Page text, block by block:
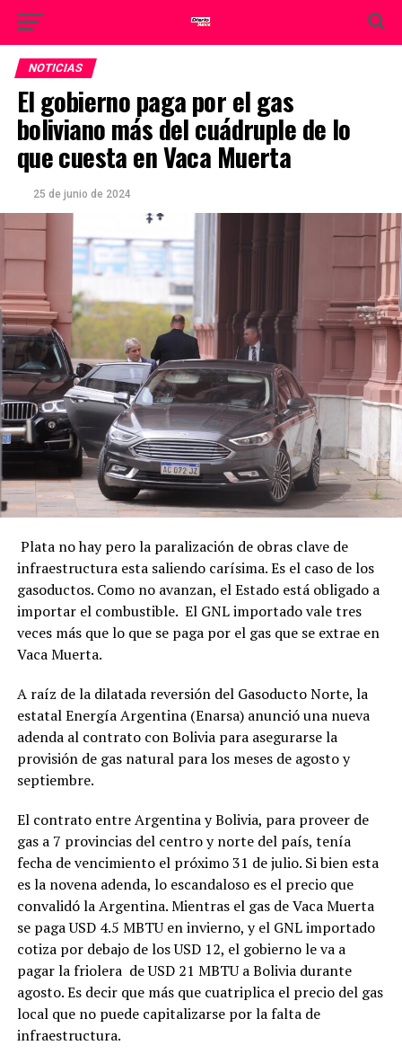
NOTICIAS
El gobierno paga por el gas
boliviano más del cuádruple de lo
que cuesta en Vaca Muerta
25 de junio de 2024
Plata no hay pero la paralización de obras clave de
infraestructura esta saliendo carísima. Es el caso de los
gasoductos. Como no avanzan, el Estado está obligado a
importar el combustible. El GNL importado vale tres
veces más que lo que se paga por el gas que se extrae en
Vaca Muerta.
A raíz de la dilatada reversión del Gasoducto Norte, la
estatal Energía Argentina (Enarsa) anunció una nueva
adenda al contrato con Bolivia para asegurarse la
provisión de gas natural para los meses de agosto y
septiembre.
El contrato entre Argentina y Bolivia, para proveer de
gas a 7 provincias del centro y norte del país, tenía
fecha de vencimiento el próximo 31 de julio. Si bien esta
es la novena adenda, lo escandaloso es el precio que
convalidó la Argentina. Mientras el gas de Vaca Muerta
se paga USD 4.5 MBTU en invierno, y el GNL importado
cotiza por debajo de los USD 12, el gobierno le va a
pagar la friolera de USD 21 MBTU a Bolivia durante
agosto. Es decir que más que cuatriplica el precio del gas
local que no puede capitalizarse por la falta de
infraestructura.